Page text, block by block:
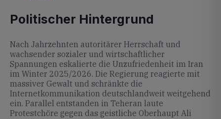
Politischer Hintergrund
Nach Jahrzehnten autoritärer Herrschaft und
wachsender sozialer und wirtschaftlicher
Spannungen eskalierte die Unzufriedenheit im Iran
im Winter 2025/2026. Die Regierung reagierte mit
massiver Gewalt und schränkte die
Internetkommunikation deutschlandweit weitgehend
ein. Parallel entstanden in Teheran laute
Protestchöre gegen das geistliche Oberhaupt Ali